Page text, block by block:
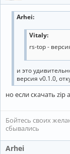
Arhei:
Vitaly:
rs-top -
и это
версия v0.1.0,
но если скачать zip
Бойтесь своих
сбывались
Arhei